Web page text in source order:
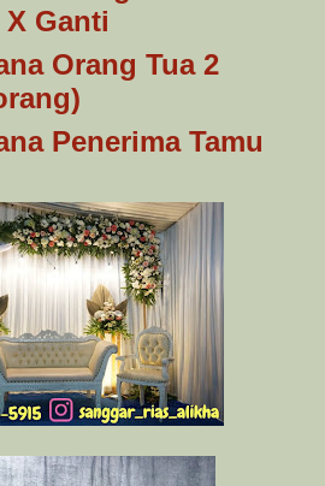
Ganti
Orang Tua 2
Penerima Tamu